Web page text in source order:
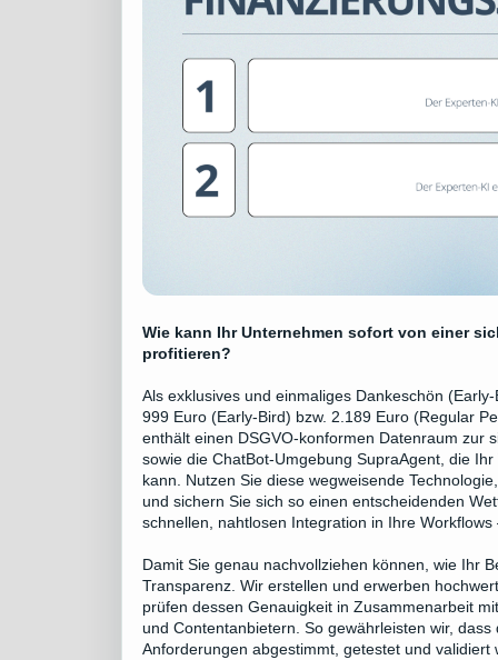
Wie kann Ihr Unternehmen sofort von einer
profitieren?
Als exklusives und einmaliges Dankeschön
999 Euro (Early-Bird) bzw. 2.189 Euro (Regular
enthält einen DSGVO-konformen Datenraum zur
sowie die ChatBot-Umgebung SupraAgent, die
kann. Nutzen Sie diese wegweisende
und sichern Sie sich so einen entscheidenden
schnellen, nahtlosen Integration in Ihre
Damit Sie genau nachvollziehen können, wie Ihr
Transparenz. Wir erstellen und erwerben
prüfen dessen Genauigkeit in Zusammenarbeit
und Contentanbietern. So gewährleisten wir,
Anforderungen abgestimmt, getestet und